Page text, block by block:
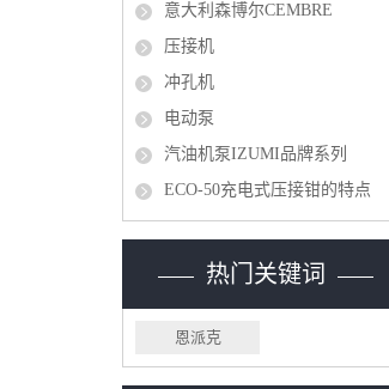
意大利森博尔CEMBRE
压接机
冲孔机
电动泵
汽油机泵IZUMI品牌系列
ECO-50充电式压接钳的特点
热门关键词
恩派克